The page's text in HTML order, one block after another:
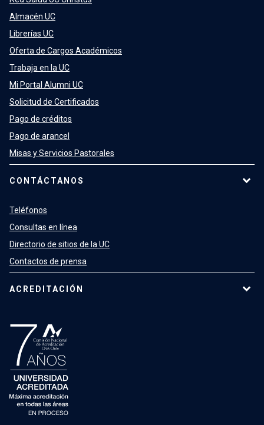
Almacén UC
Librerías UC
Oferta de Cargos Académicos
Trabaja en la UC
Mi Portal Alumni UC
Solicitud de Certificados
Pago de créditos
Pago de arancel
Misas y Servicios Pastorales
CONTÁCTANOS
Teléfonos
Consultas en línea
Directorio de sitios de la UC
Contactos de prensa
ACREDITACIÓN